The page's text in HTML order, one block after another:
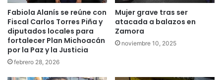
Fabiola Alanís se reúne con
Fiscal Carlos Torres Piña y
diputados locales para
fortalecer Plan Michoacán
por la Paz y la Justicia
febrero 28, 2026
Mujer grave tras ser
atacada a balazos en
Zamora
noviembre 10, 2025